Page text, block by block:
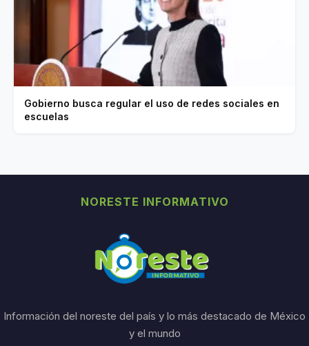
Gobierno busca regular el uso de redes sociales en
escuelas
NORESTE INFORMATIVO
Información del noreste del país y lo más destacado de México
y el mundo